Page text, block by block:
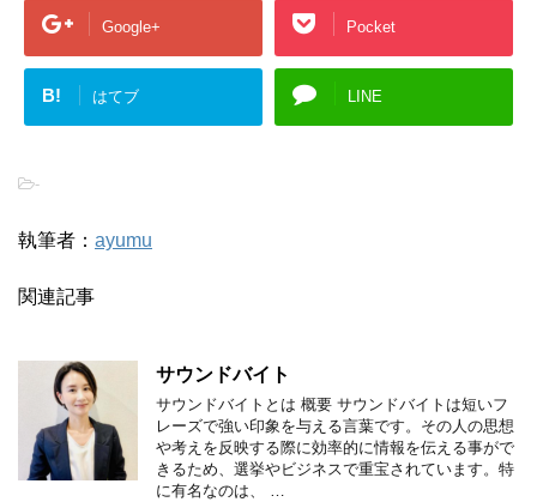
Google+ Pocket
B! はてブ LINE
-
執筆者： ayumu
関連記事
サウンドバイト
サウンドバイトとは 概要 サウンドバイトは短いフ
レーズで強い印象を与える言葉です。その人の思想
や考えを反映する際に効率的に情報を伝える事がで
きるため、選挙やビジネスで重宝されています。特
に有名なのは、 …